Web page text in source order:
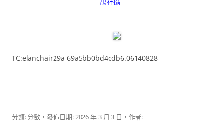
TC:elanchair29a 69a5bb0bd4cdb6.06140828
分類:分數 ，發佈日期:2026 年 3 月 3 日 ，作者: